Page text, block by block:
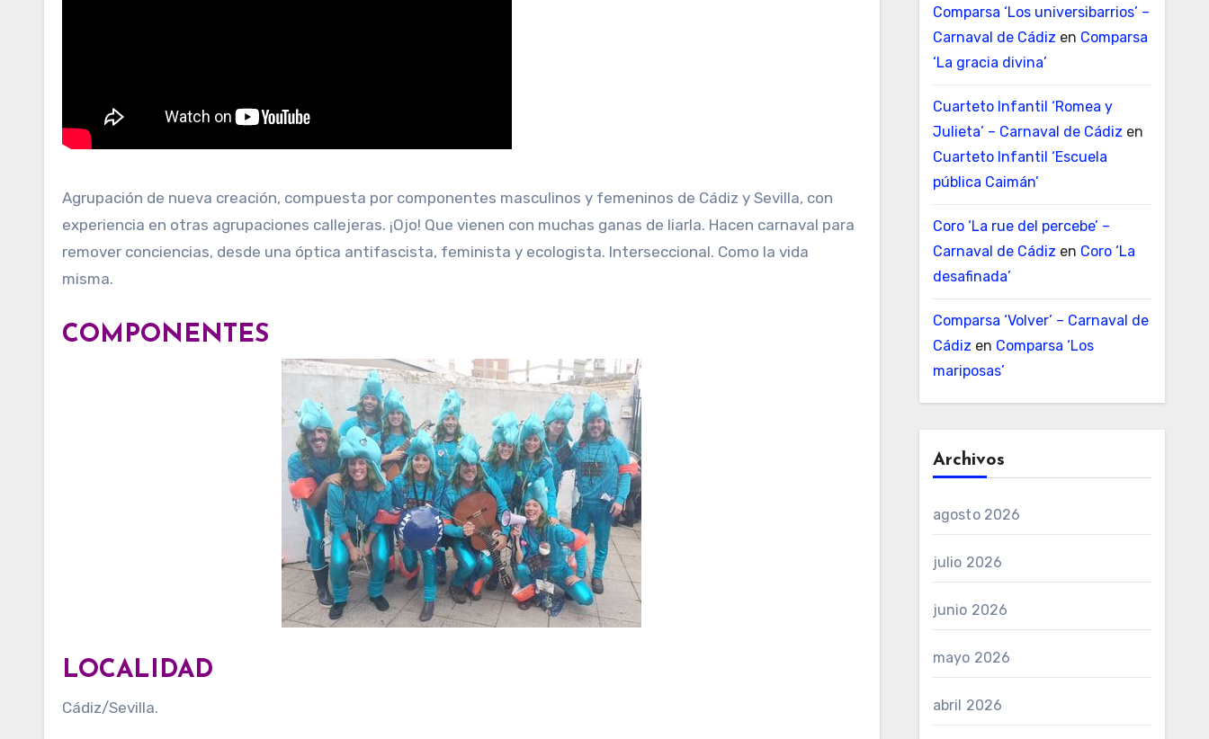
Agrupación de nueva creación, compuesta por componentes masculinos y femeninos de Cádiz y Sevilla, con
experiencia en otras agrupaciones callejeras. ¡Ojo! Que vienen con muchas ganas de liarla. Hacen carnaval para
remover conciencias, desde una óptica antifascista, feminista y ecologista. Interseccional. Como la vida
misma.
COMPONENTES
LOCALIDAD
Cádiz/Sevilla.
Comparsa ‘Los universibarrios’ –
Carnaval de Cádiz en Comparsa
‘La gracia divina’
Cuarteto Infantil ‘Romea y
Julieta’ – Carnaval de Cádiz en
Cuarteto Infantil ‘Escuela
pública Caimán’
Coro ‘La rue del percebe’ –
Carnaval de Cádiz en Coro ‘La
desafinada’
Comparsa ‘Volver’ – Carnaval de
Cádiz en Comparsa ‘Los
mariposas’
Archivos
agosto 2026
julio 2026
junio 2026
mayo 2026
abril 2026